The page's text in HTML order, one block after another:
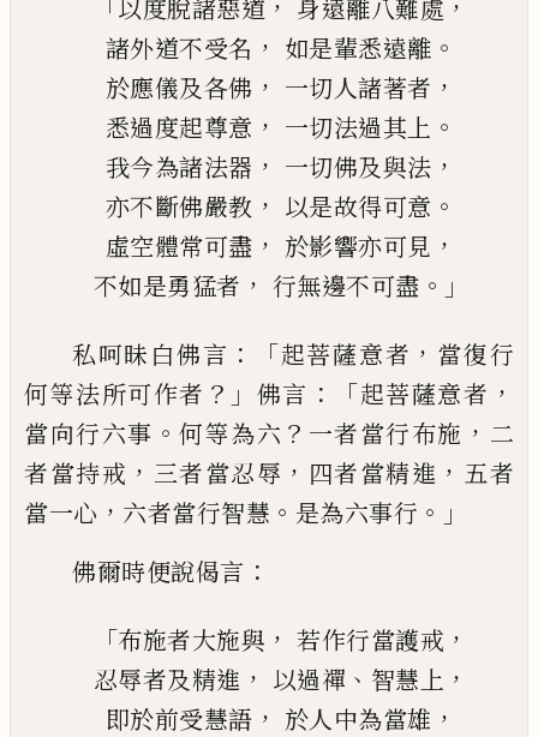
「 以度脫諸惡道 ， 身遠離八難處 ，
諸外道不受名 ， 如是輩悉遠離 。
於應儀及各佛 ， 一切人諸著者 ，
悉過度起尊意 ， 一切法過其上 。
我今為諸法器 ， 一切佛及與法 ，
亦不斷佛嚴教 ， 以是故得可意 。
虛空體常可盡 ， 於影響亦可見 ，
不如是勇猛者 ， 行無邊不可盡 。」
私呵昧白佛言 ：「起菩薩意者 ， 當復行
何等法所可作者 ？」 佛言 ：「起菩薩意者 ，
當向行六事 。何等為六 ？ 一者當行布施 ， 二
者當持戒 ， 三者當忍辱 ， 四者當精進 ， 五者
當一心 ， 六者當行智慧 。 是為六事行 。」
佛爾時便說偈言 ：
「布施者大施與 ， 若作行當護戒 ，
忍辱者及精進 ， 以過禪 、 智慧上 ，
即於前受慧語 ， 於人中為當雄 ，